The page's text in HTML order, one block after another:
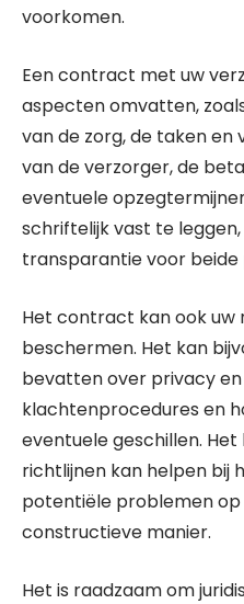
voorkomen.
Een contract met uw
aspecten omvatten,
van de zorg, de taken
van de verzorger, de
eventuele
schriftelijk vast te
transparantie voor beide
Het contract kan ook uw
beschermen. Het kan
bevatten over privacy
klachtenprocedures en
eventuele geschillen.
richtlijnen kan helpen bij
potentiële problemen op
constructieve manier.
Het is raadzaam om